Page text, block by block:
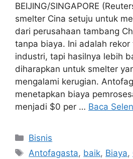
BEIJING/SINGAPORE
smelter Cina setuju untuk
dari perusahaan tambang
tanpa biaya. Ini adalah
industri, tapi hasilnya lebih
diharapkan untuk smelter
mengalami kerugian.
menetapkan biaya
menjadi $0 per … Baca
Kategori
Bisnis
Tag
Antofagasta, baik, Biaya,